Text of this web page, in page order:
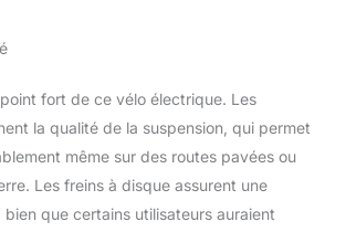
terrain plat. En cas de
problème, l'écran affiche
immédiatement une
erreur. 【Configuration
haute performance】 le
ENGWE M20 est équipé
fort de ce vélo électrique. Les
la qualité de la suspension, qui permet
même sur des routes pavées ou
Les freins à disque assurent une
que certains utilisateurs auraient